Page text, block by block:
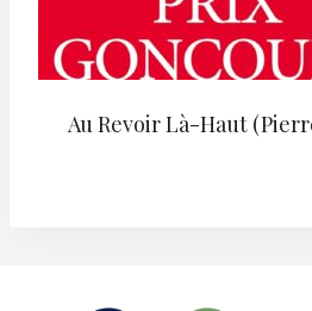
Au Revoir Là-Haut